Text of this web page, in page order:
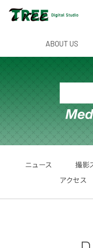
ABOUT US
ニュース 撮影
アクセス